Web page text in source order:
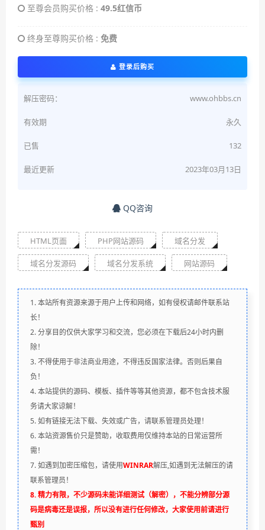
至尊会员购买价格 : 49.5红信币
终身至尊购买价格 : 免费
登录后购买
解压密码： www.ohbbs.cn
有效期 永久
已售 132
最近更新 2023年03月13日
QQ咨询
HTML页面 PHP网站源码 域名分发
域名分发源码 域名分发系统 网站源码
1. 本站所有资源来源于用户上传和网络，如有侵权请邮件联系站
长！
2. 分享目的仅供大家学习和交流，您必须在下载后24小时内删
除！
3. 不得使用于非法商业用途，不得违反国家法律。否则后果自
负！
4. 本站提供的源码、模板、插件等等其他资源，都不包含技术服
务请大家谅解！
5. 如有链接无法下载、失效或广告，请联系管理员处理！
6. 本站资源售价只是赞助，收取费用仅维持本站的日常运营所
需！
7. 如遇到加密压缩包，请使用WINRAR解压,如遇到无法解压的请
联系管理员！
8. 精力有限，不少源码未能详细测试（解密），不能分辨部分源
码是病毒还是误报，所以没有进行任何修改，大家使用前请进行
甄别